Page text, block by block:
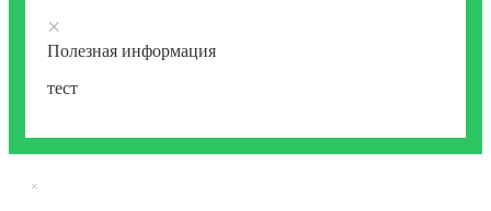
×
Полезная информация
тест
×